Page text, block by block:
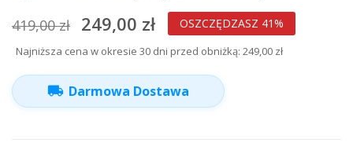
419,00 zł 249,00 zł OSZCZĘDZASZ 41%
Najniższa cena w okresie 30 dni przed obniżką: 249,00 zł
local_shipping Darmowa Dostawa